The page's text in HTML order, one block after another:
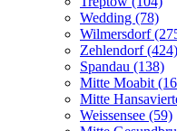
Wedding (78)
Wilmersdorf
Zehlendorf (424)
Spandau (138)
Mitte Moabit
Mitte
Weissensee (59)